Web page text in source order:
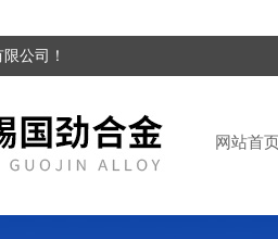
公司！
网站首